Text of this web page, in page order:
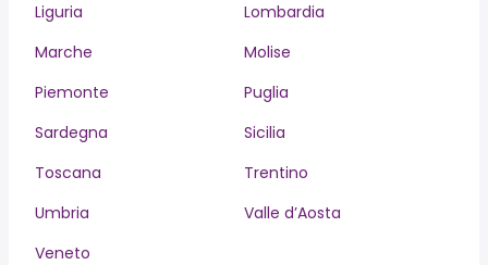
Liguria
Lombardia
Marche
Molise
Piemonte
Puglia
Sardegna
Sicilia
Toscana
Trentino
Umbria
Valle d’Aosta
Veneto